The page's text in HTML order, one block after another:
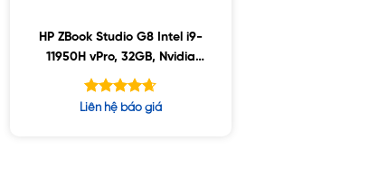
HP ZBook Studio G8 Intel i9-
11950H vPro, 32GB, Nvidia
A3000 6GB, 1TB SSD, 15.6″
FHD, Win10
Được xếp
Liên hệ báo giá